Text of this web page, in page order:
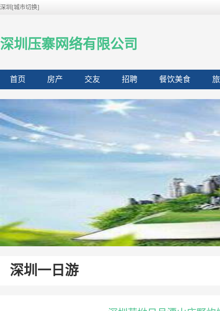
深圳[城市切换]
深圳压寨网络有限公司
首页 房产 交友 招聘 餐饮美食
深圳一日游